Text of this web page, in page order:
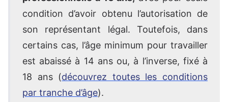
condition d’avoir obtenu l’autorisation de
son représentant légal. Toutefois, dans
certains cas, l’âge minimum pour travailler
est abaissé à 14 ans ou, à l’inverse, fixé à
18 ans (découvrez toutes les conditions
par tranche d’âge).